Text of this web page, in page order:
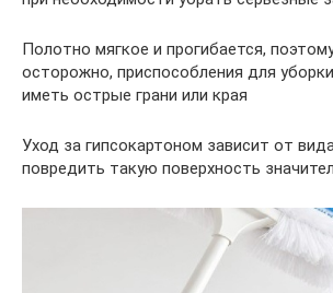
Полотно мягкое и прогибается,
осторожно, приспособления для
иметь острые грани или края
Уход за гипсокартоном зависит от
повредить такую поверхность